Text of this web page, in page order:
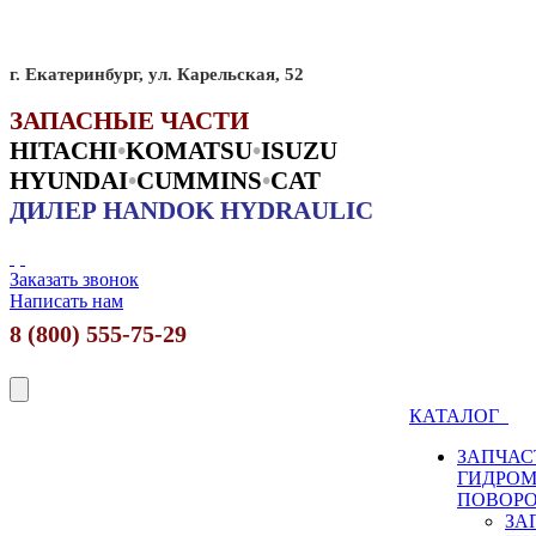
г. Екатеринбург, ул. Карельская, 52
ЗАПАСНЫЕ ЧАСТИ
HITACHI•KOMATSU•ISUZU
HYUNDAI•CUMMINS•CAT
ДИЛЕР HANDOK HYDRAULIC
Заказать звонок
Написать нам
8 (800) 555-75-29
КАТАЛОГ